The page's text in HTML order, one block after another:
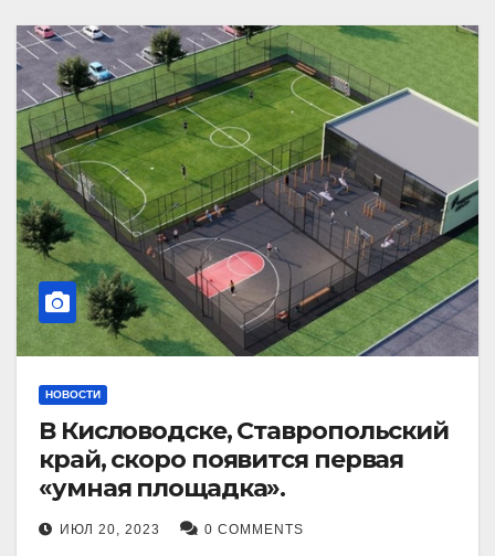
НОВОСТИ
В Кисловодске, Ставропольский
край, скоро появится первая
«умная площадка».
ИЮЛ 20, 2023 0 COMMENTS